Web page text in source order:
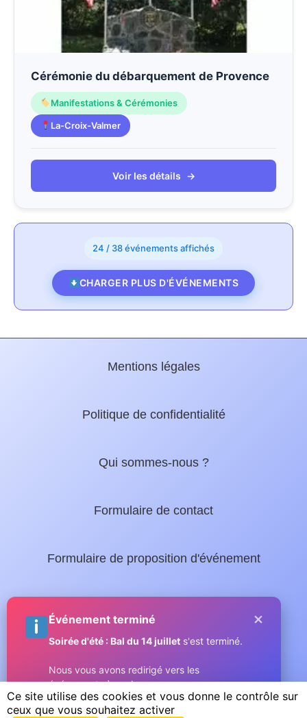
Ce site utilise des cookies et vous donne le contrôle sur
ceux que vous souhaitez activer
Cérémonie du débarquement de Provence
Manifestations & Cérémonies
La-Croix-Valmer
Voir les détails →
24 / 38 événements affichés
CHARGER PLUS D'ÉVÉNEMENTS
Mentions légales
Politique de confidentialité
Qui sommes-nous ?
Formulaire de contact
Formulaire de proposition d'événement
Guide complet de Sainte-Maxime
Micromax.tv - La web TV du Golfe
Événement terminé
Soirée d'été : Bal du 14 juillet s'est terminé.
Nous vous avons redirigé vers les
événements à venir.
Compris
×